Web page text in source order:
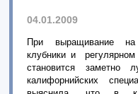
04.01.2009
При выращивание
клубники и регулярном
становится заметно
калифорнийских